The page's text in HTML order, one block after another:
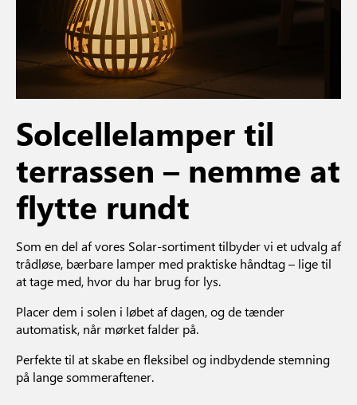
Solcellelamper til
terrassen – nemme at
flytte rundt
Som en del af vores Solar-sortiment tilbyder vi et udvalg af
trådløse, bærbare lamper med praktiske håndtag – lige til
at tage med, hvor du har brug for lys.
Placer dem i solen i løbet af dagen, og de tænder
automatisk, når mørket falder på.
Perfekte til at skabe en fleksibel og indbydende stemning
på lange sommeraftener.